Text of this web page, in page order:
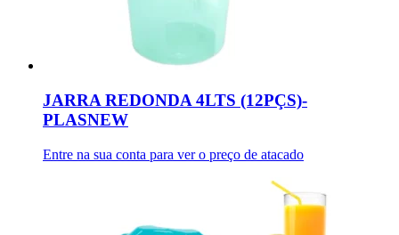
JARRA REDONDA 4LTS (12PÇS)-
PLASNEW
Entre na sua conta para ver o preço de atacado